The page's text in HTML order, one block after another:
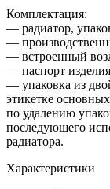
Комплектация:
— радиатор,
—
— встроенный
— паспорт
— упаковка из
этикетке
по удалению
последующего
радиатора.
Характеристики